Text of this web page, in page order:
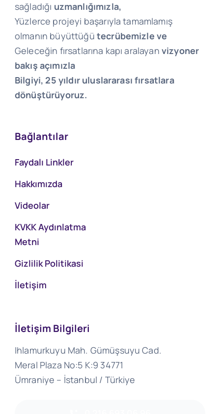
sağladığı uzmanlığımızla,
Yüzlerce projeyi başarıyla tamamlamış
olmanın büyüttüğü tecrübemizle ve
Geleceğin fırsatlarına kapı aralayan vizyoner
bakış açımızla
Bilgiyi, 25 yıldır uluslararası fırsatlara
dönüştürüyoruz.
Bağlantılar
Faydalı Linkler
Hakkımızda
Videolar
KVKK Aydınlatma
Metni
Gizlilik Politikasi
İletişim
İletişim Bilgileri
Ihlamurkuyu Mah. Gümüşsuyu Cad.
Meral Plaza No:5 K:9 34771
Ümraniye – İstanbul / Türkiye